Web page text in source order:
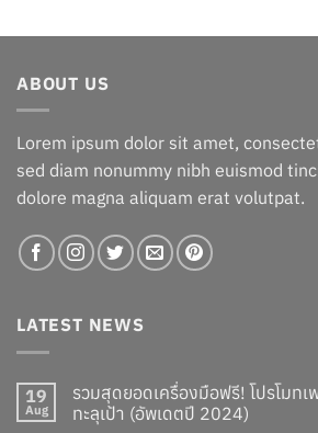
฿1,999.00.฿
ABOUT US
Lorem ipsum dolor sit amet,
sed diam nonummy nibh euismod
dolore magna aliquam erat volutpat.
LATEST NEWS
19
Aug
รวมสุดยอดเครื่องมือฟรี! โปรโมท
ทะลุเป้า (อัพเดตปี 2024)